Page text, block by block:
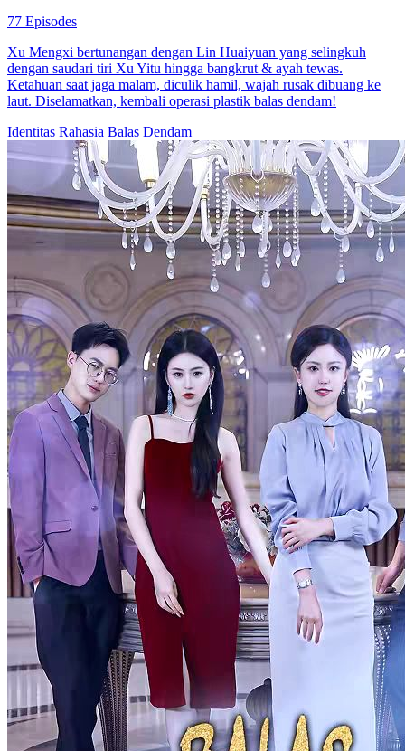
77 Episodes
Xu Mengxi bertunangan dengan Lin Huaiyuan yang selingkuh
dengan saudari tiri Xu Yitu hingga bangkrut & ayah tewas.
Ketahuan saat jaga malam, diculik hamil, wajah rusak dibuang ke
laut. Diselamatkan, kembali operasi plastik balas dendam!
Identitas Rahasia Balas Dendam